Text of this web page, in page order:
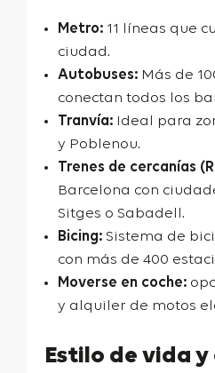
Metro: 11 líneas que
ciudad.
Autobuses: Más de
conectan todos los
Tranvía: Ideal para
y Poblenou.
Trenes de cercanías
Barcelona con
Sitges o Sabadell.
Bicing: Sistema de
con más de 400
Moverse en coche:
y alquiler de motos
Estilo de vida